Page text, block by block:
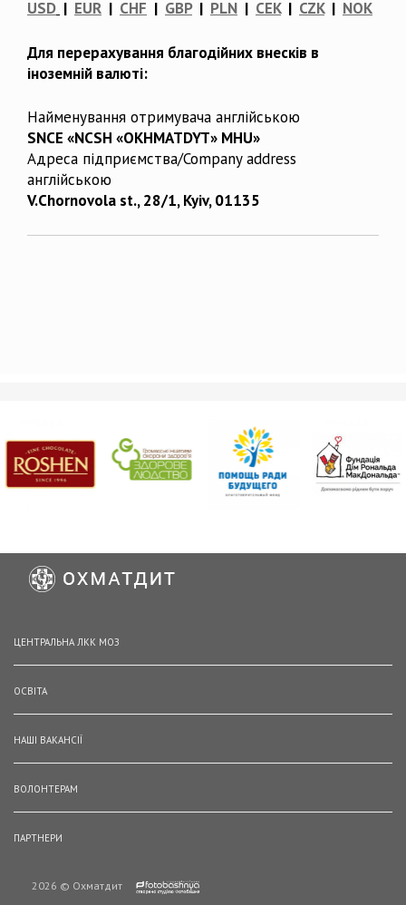
USD | EUR | CHF | GBP| PLN | CEK| CZK| NOK
Для перерахування благодійних внесків в
іноземній валюті:
Найменування отримувача англійською
SNCE «NCSH «OKHMATDYT» MHU»
Адреса підприємства/Company address
англійською
V.Chornovola st., 28/1, Kyiv, 01135
ЦЕНТРАЛЬНА ЛКК МОЗ
ОСВІТА
НАШІ ВАКАНСІЇ
ВОЛОНТЕРАМ
ПАРТНЕРИ
2026 © Охматдит